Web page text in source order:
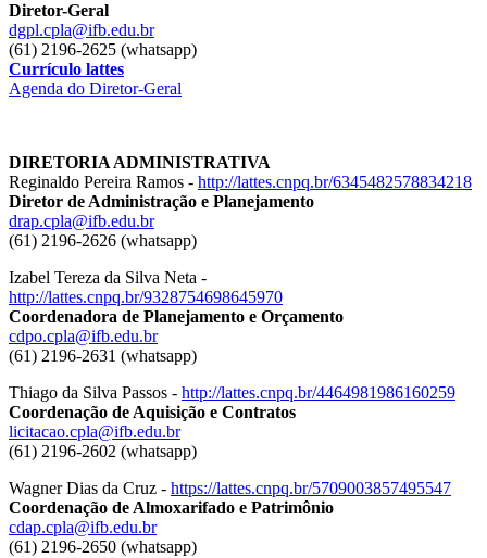
Diretor-Geral
dgpl.cpla@ifb.edu.br
(61) 2196-2625 (whatsapp)
Currículo lattes
Agenda do Diretor-Geral
DIRETORIA ADMINISTRATIVA
Reginaldo Pereira Ramos - http://lattes.cnpq.br/6345482578834218
Diretor de Administração e Planejamento
drap.cpla@ifb.edu.br
(61) 2196-2626 (whatsapp)
Izabel Tereza da Silva Neta -
http://lattes.cnpq.br/9328754698645970
Coordenadora de Planejamento e Orçamento
cdpo.cpla@ifb.edu.br
(61) 2196-2631 (whatsapp)
Thiago da Silva Passos - http://lattes.cnpq.br/4464981986160259
Coordenação de Aquisição e Contratos
licitacao.cpla@ifb.edu.br
(61) 2196-2602 (whatsapp)
Wagner Dias da Cruz - https://lattes.cnpq.br/5709003857495547
Coordenação de Almoxarifado e Patrimônio
cdap.cpla@ifb.edu.br
(61) 2196-2650 (whatsapp)